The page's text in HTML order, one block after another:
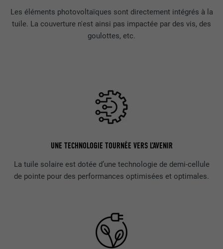
Les éléments photovoltaïques sont directement intégrés à la
tuile. La couverture n'est ainsi pas impactée par des vis, des
goulottes, etc.
UNE TECHNOLOGIE TOURNÉE VERS L’AVENIR
La tuile solaire est dotée d’une technologie de demi-cellule
de pointe pour des performances optimisées et optimales.